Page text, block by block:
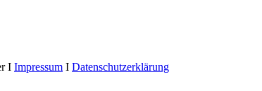
I Impressum I Datenschutzerklärung